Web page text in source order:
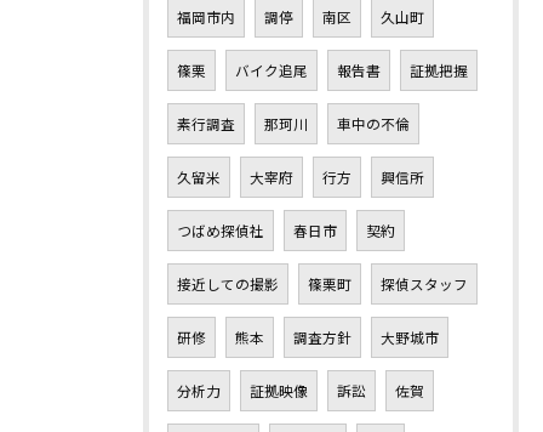
福岡市内 調停 南区 久山町
篠栗 バイク追尾 報告書 証拠把握
素行調査 那珂川 車中の不倫
久留米 大宰府 行方 興信所
つばめ探偵社 春日市 契約
接近しての撮影 篠栗町 探偵スタッフ
研修 熊本 調査方針 大野城市
分析力 証拠映像 訴訟 佐賀